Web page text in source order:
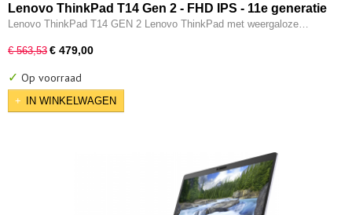
Lenovo ThinkPad T14 Gen 2 - FHD IPS - 11e generatie
i5 - 16GB - 256GB SSD - Intel IRIS XE - Thunderbolt -
Lenovo ThinkPad T14 GEN 2 Lenovo ThinkPad met weergaloze…
€ 563,53 € 479,00
✓ Op voorraad
IN WINKELWAGEN